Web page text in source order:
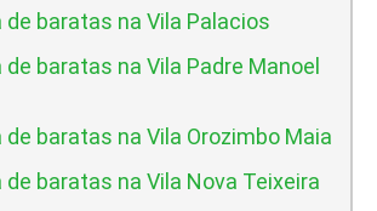
de baratas na Vila Palacios
baratas na Vila Padre Manoel
de baratas na Vila Orozimbo Maia
de baratas na Vila Nova Teixeira